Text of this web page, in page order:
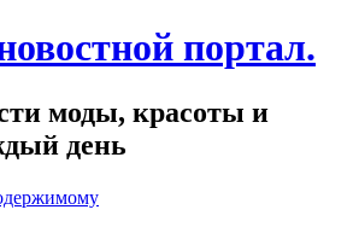
портал.
моды, красоты и
день